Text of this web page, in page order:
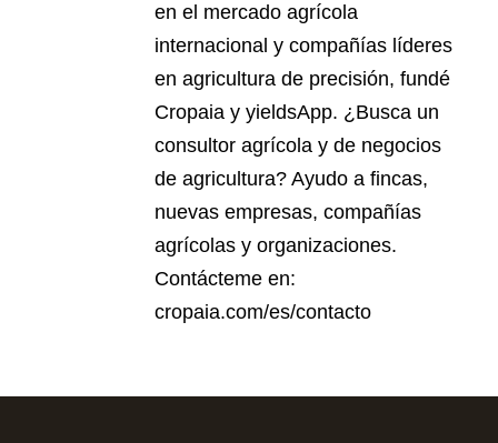
en el mercado agrícola
internacional y compañías líderes
en agricultura de precisión, fundé
Cropaia y yieldsApp. ¿Busca un
consultor agrícola y de negocios
de agricultura? Ayudo a fincas,
nuevas empresas, compañías
agrícolas y organizaciones.
Contácteme en:
cropaia.com/es/contacto